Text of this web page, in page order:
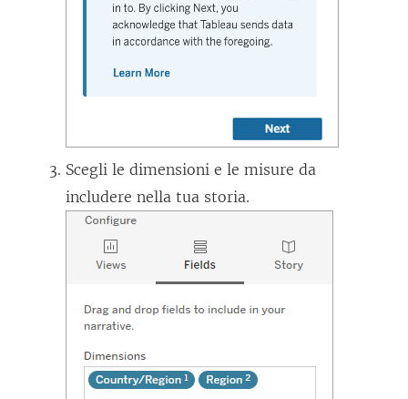
Scegli le dimensioni e le misure da
includere nella tua storia.